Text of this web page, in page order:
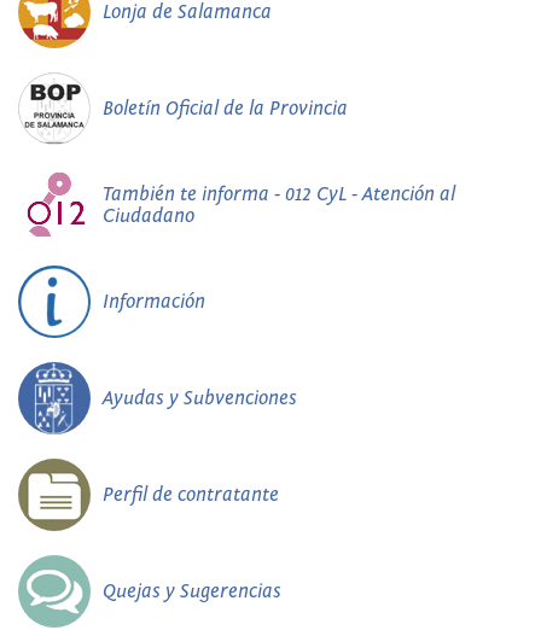
Lonja de Salamanca
Boletín Oficial de la Provincia
También te informa - 012 CyL - Atención al
Ciudadano
Información
Ayudas y Subvenciones
Perfil de contratante
Quejas y Sugerencias